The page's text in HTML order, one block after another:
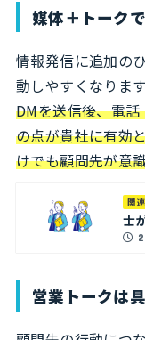
媒体＋トーク
情報発信に追加の
動しやすくなります
DMを送信後、電
の点が貴社に有効
けでも顧問先が意
関
士
営業トークは